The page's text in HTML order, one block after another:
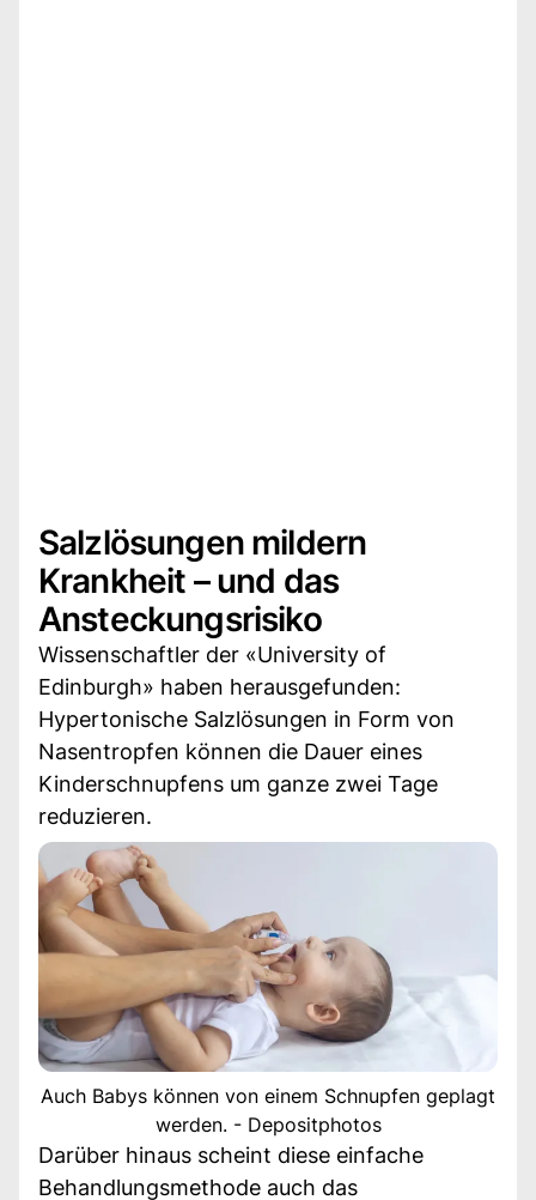
Salzlösungen mildern
Krankheit – und das
Ansteckungsrisiko
Wissenschaftler der «University of
Edinburgh» haben herausgefunden:
Hypertonische Salzlösungen in Form von
Nasentropfen können die Dauer eines
Kinderschnupfens um ganze zwei Tage
reduzieren.
Auch Babys können von einem Schnupfen geplagt
werden. - Depositphotos
Darüber hinaus scheint diese einfache
Behandlungsmethode auch das